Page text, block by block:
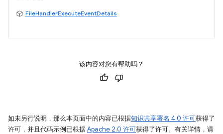
FileHandlerExecuteEventDetails
该内容对您有帮助吗？
如未另行说明，那么本页面中的内容已根据知识共享署名 4.0 许可获得了
许可，并且代码示例已根据Apache 2.0 许可获得了许可。有关详情，请